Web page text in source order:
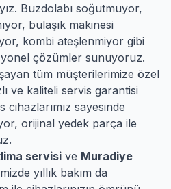
Buzdolabı soğutmuyor,
bulaşık makinesi
kombi ateşlenmiyor gibi
çözümler sunuyoruz.
tüm müşterilerimize özel
ve kaliteli servis garantisi
sayesinde
orijinal yedek parça ile
servisi ve Muradiye
yıllık bakım da